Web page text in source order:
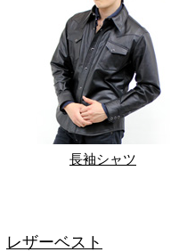
長袖シャツ
レザーベスト